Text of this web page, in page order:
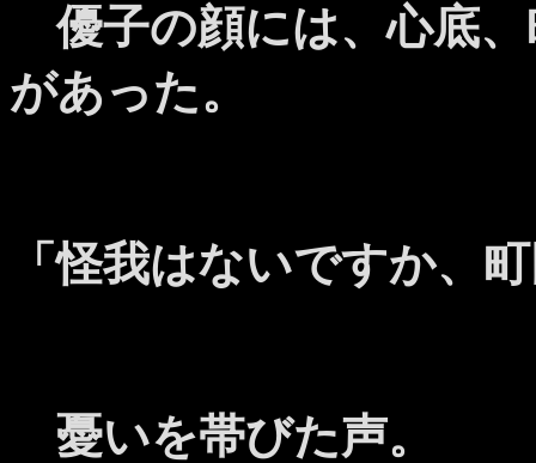
優子の顔には、心底
があった。
「怪我はないですか、
憂いを帯びた声。